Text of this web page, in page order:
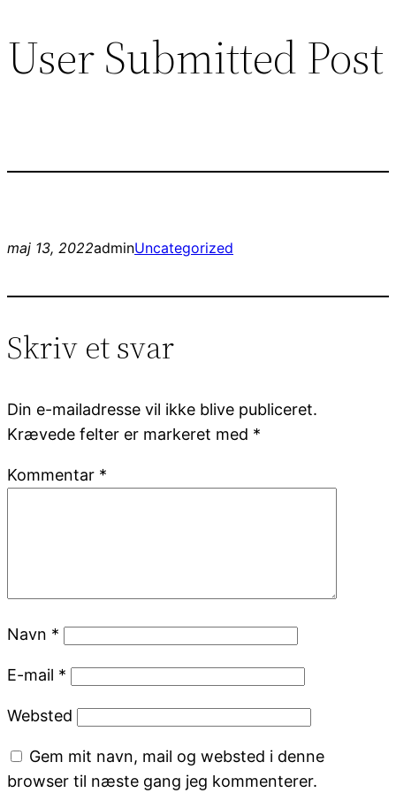
Spring
til
User Submitted Post
maj 13, 2022adminUncategorized
Skriv et svar
Din e-mailadresse vil ikke blive publiceret.
Krævede felter er markeret med *
Kommentar *
Navn *
E-mail *
Websted
Gem mit navn, mail og websted i denne
browser til næste gang jeg kommenterer.